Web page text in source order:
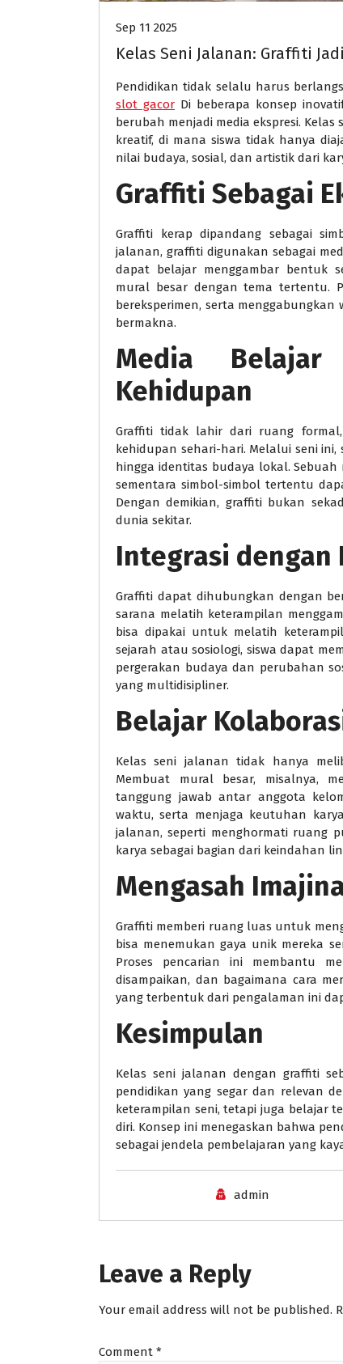
Sep 11 2025
Kelas Seni Jalanan: Graffiti
Pendidikan tidak selalu harus
slot gacor Di beberapa konsep
berubah menjadi media ekspresi.
kreatif, di mana siswa tidak hanya
nilai budaya, sosial, dan artistik dari
Graffiti Sebagai
Graffiti kerap dipandang sebagai
jalanan, graffiti digunakan sebagai
dapat belajar menggambar bentuk
mural besar dengan tema tertentu.
bereksperimen, serta
bermakna.
Media
Kehidupan
Graffiti tidak lahir dari ruang
kehidupan sehari-hari. Melalui seni
hingga identitas budaya lokal.
sementara simbol-simbol tertentu
Dengan demikian, graffiti bukan
dunia sekitar.
Integrasi dengan
Graffiti dapat dihubungkan dengan
sarana melatih keterampilan
bisa dipakai untuk melatih
sejarah atau sosiologi, siswa dapat
pergerakan budaya dan perubahan
yang multidisipliner.
Belajar
Kelas seni jalanan tidak hanya
Membuat mural besar, misalnya,
tanggung jawab antar anggota
waktu, serta menjaga keutuhan
jalanan, seperti menghormati ruang
karya sebagai bagian dari keindahan
Mengasah
Graffiti memberi ruang luas untuk
bisa menemukan gaya unik mereka
Proses pencarian ini membantu
disampaikan, dan bagaimana cara
yang terbentuk dari pengalaman ini
Kesimpulan
Kelas seni jalanan dengan graffiti
pendidikan yang segar dan relevan
keterampilan seni, tetapi juga belajar
diri. Konsep ini menegaskan bahwa
sebagai jendela pembelajaran yang
admin
Leave a Reply
Your email address will not be published.
Comment *